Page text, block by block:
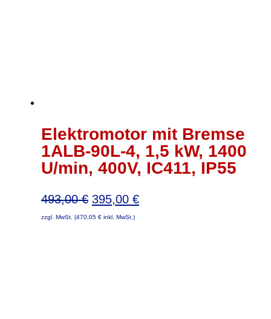
Elektromotor mit Bremse
1ALB-90L-4, 1,5 kW, 1400
U/min, 400V, IC411, IP55
493,00€ Ursprünglicher
Preis
395,00 €Aktueller
zzgl. MwSt. (470,05 € inkl. MwSt.)